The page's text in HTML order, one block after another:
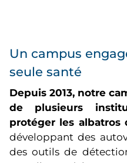
Un campus
seule santé
Depuis 2013, notre
de plusieurs
protéger les albatros
développant des
des outils de